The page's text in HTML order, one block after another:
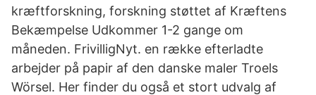
kræftforskning, forskning støttet af Kræftens
Bekæmpelse Udkommer 1-2 gange om
måneden. FrivilligNyt. en række efterladte
arbejder på papir af den danske maler Troels
Wörsel. Her finder du også et stort udvalg af